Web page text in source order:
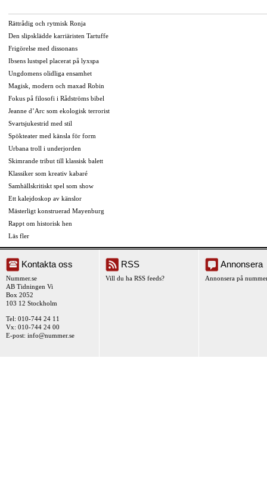
Rättrådig och rytmisk Ronja
Den slipsklädde karriäristen Tartuffe
Frigörelse med dissonans
Ibsens lustspel placerat på lyxspa
Ungdomens olidliga ensamhet
Magisk, modern och maxad Robin
Fokus på filosofi i Rådströms bibel
Jeanne d’Arc som ekologisk terrorist
Svartsjukestrid med stil
Spökteater med känsla för form
Urbana troll i underjorden
Skimrande tribut till klassisk balett
Klassiker som kreativ kabaré
Samhällskritiskt spel som show
Ett kalejdoskop av känslor
Mästerligt konstruerad Mayenburg
Rappt om historisk hen
Läs fler
Kontakta oss
Nummer.se
AB Tidningen Vi
Box 2052
103 12 Stockholm
Tel: 010-744 24 11
Vx: 010-744 24 00
E-post: info@nummer.se
RSS
Vill du ha RSS feeds?
Annonsera
Annonsera på